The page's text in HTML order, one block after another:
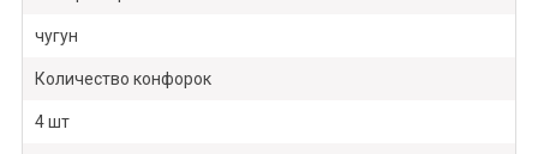
чугун
Количество конфорок
4 шт